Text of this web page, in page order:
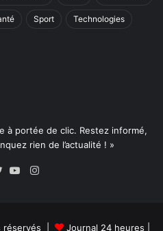
Sport Technologies
à portée de clic. Restez informé,
rien de l’actualité ! »
Instagram
réservés | Journal 24 heures